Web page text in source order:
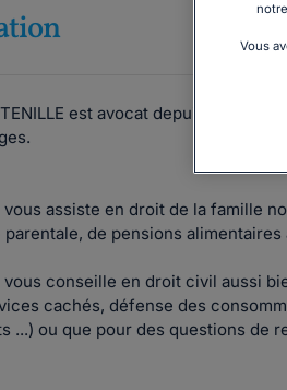
est avocat depuis 2013. Il
vous assiste en droit de la famille
de pensions
vous conseille en droit civil aussi
cachés, défense des
...) ou que pour des questions de
Vous